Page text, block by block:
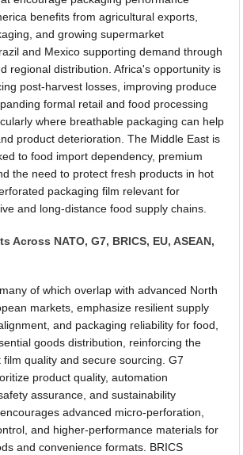
benefits from agricultural exports,
and growing supermarket
and Mexico supporting demand through
regional distribution. Africa's opportunity is
post-harvest losses, improving produce
formal retail and food processing
where breathable packaging can help
product deterioration. The Middle East is
to food import dependency, premium
the need to protect fresh products in hot
packaging film relevant for
and long-distance food supply chains.
Across NATO, G7, BRICS, EU, ASEAN,
of which overlap with advanced North
markets, emphasize resilient supply
and packaging reliability for food,
goods distribution, reinforcing the
quality and secure sourcing. G7
product quality, automation
assurance, and sustainability
advanced micro-perforation,
and higher-performance materials for
and convenience formats. BRICS